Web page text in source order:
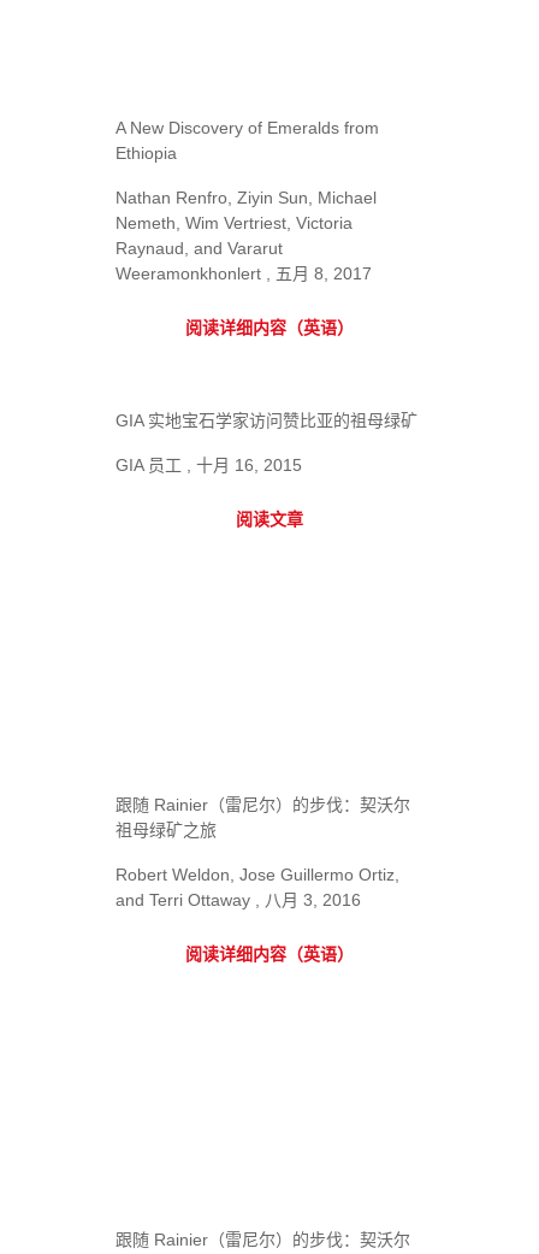
A New Discovery of Emeralds from
Ethiopia
Nathan Renfro, Ziyin Sun, Michael
Nemeth, Wim Vertriest, Victoria
Raynaud, and Vararut
Weeramonkhonlert , 五月 8, 2017
阅读详细内容（英语）
GIA 实地宝石学家访问赞比亚的祖母绿矿
GIA 员工 , 十月 16, 2015
阅读文章
跟随 Rainier（雷尼尔）的步伐：契沃尔
祖母绿矿之旅
Robert Weldon, Jose Guillermo Ortiz,
and Terri Ottaway , 八月 3, 2016
阅读详细内容（英语）
跟随 Rainier（雷尼尔）的步伐：契沃尔